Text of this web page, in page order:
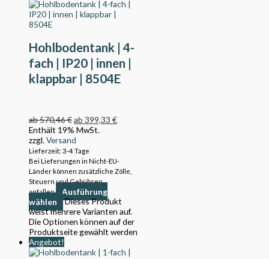
Hohlbodentank | 4-
fach | IP20 | innen |
klappbar | 8504E
ab570,46€ab 399,33 €
Enthält 19% MwSt.
zzgl.Versand
Lieferzeit: 3-4 Tage
Bei Lieferungen in Nicht-EU-
Länder können zusätzliche Zölle,
Steuern und Gebühren
anfallen.
Ausführung
wählen
Dieses Produkt
weist mehrere Varianten auf.
Die Optionen können auf der
Produktseite gewählt werden
Angebot!